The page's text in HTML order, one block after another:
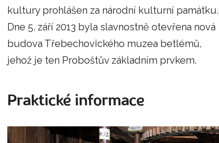
kultury prohlášen za národní kulturní památku.
Dne 5. září 2013 byla slavnostně otevřena nová
budova Třebechovického muzea betlémů,
jehož je ten Proboštův základním prvkem.
Praktické informace